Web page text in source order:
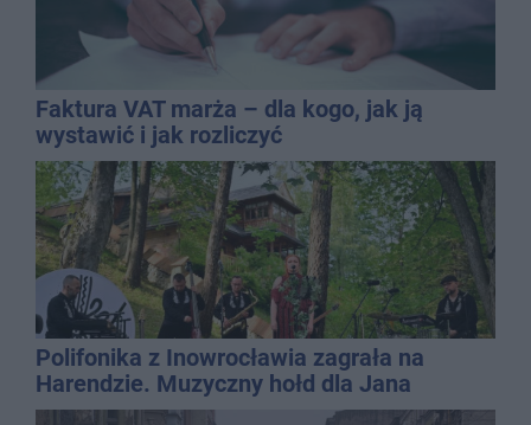
Faktura VAT marża – dla kogo, jak ją
wystawić i jak rozliczyć
Polifonika z Inowrocławia zagrała na
Harendzie. Muzyczny hołd dla Jana
Kasprowicza